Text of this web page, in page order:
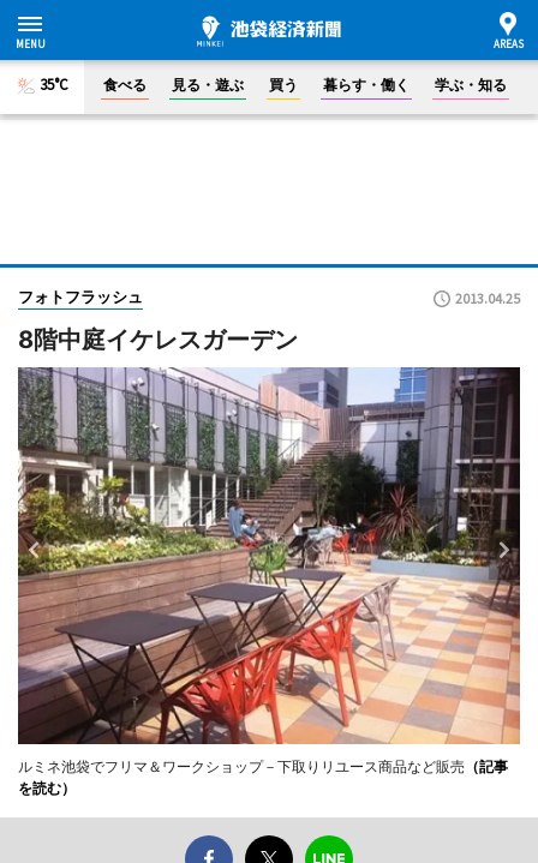
35°C 食べる 見る・遊ぶ 買う 暮らす・働く 学ぶ・知る
フォトフラッシュ 2013.04.25
8階中庭イケレスガーデン
ルミネ池袋でフリマ＆ワークショップ－下取りリユース商品など販売 （記事
を読む）